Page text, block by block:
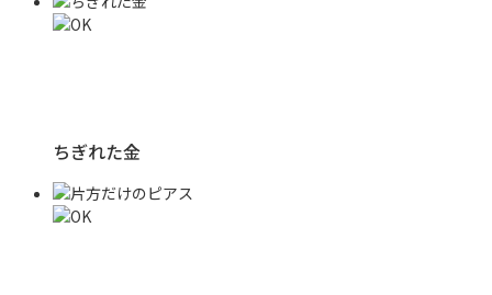
ちぎれた金